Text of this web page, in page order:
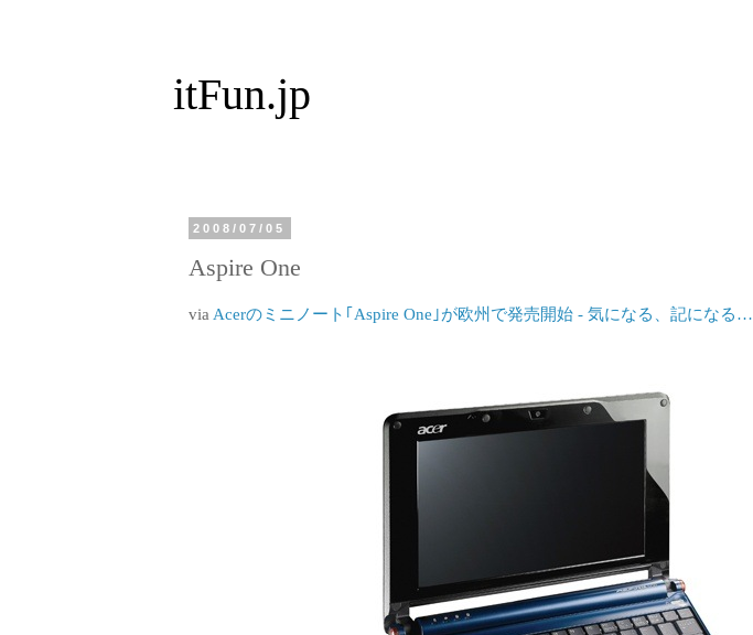
itFun.jp
2008/07/05
Aspire One
via Acerのミニノート｢Aspire One｣が欧州で発売開始 - 気になる、記になる…